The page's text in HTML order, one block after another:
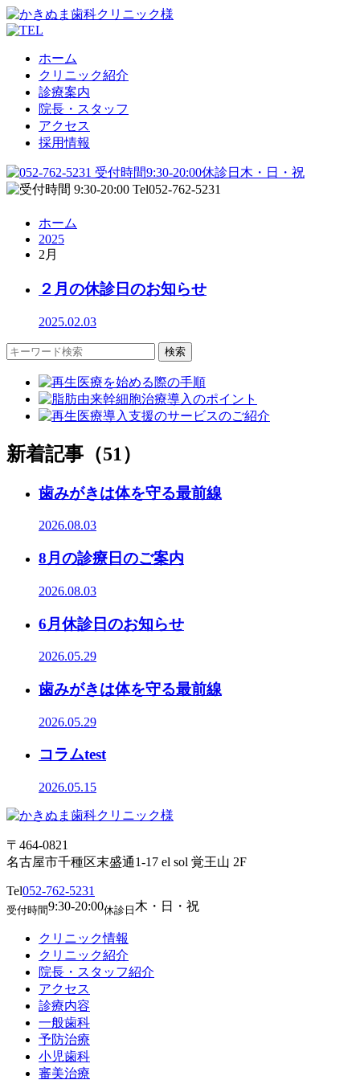
ホーム
クリニック紹介
診療案内
院長・スタッフ
アクセス
採用情報
ホーム
2025
2月
２月の休診日のお知らせ
2025.02.03
新着記事（51）
歯みがきは体を守る最前線
2026.08.03
8月の診療日のご案内
2026.08.03
6月休診日のお知らせ
2026.05.29
歯みがきは体を守る最前線
2026.05.29
コラムtest
2026.05.15
〒464-0821
名古屋市千種区末盛通1-17 el sol 覚王山 2F
Tel052-762-5231
受付時間9:30-20:00休診日 木・日・祝
クリニック情報
クリニック紹介
院長・スタッフ紹介
アクセス
診療内容
一般歯科
予防治療
小児歯科
審美治療